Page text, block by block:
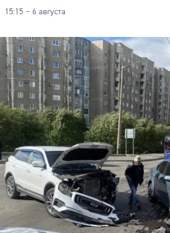
15:15 – 6 августа